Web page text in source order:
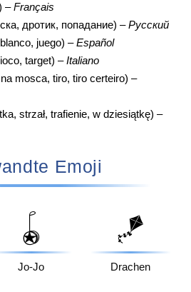
–Français
дротик, попадание) –Русский
juego) –Español
target) –Italiano
mosca, tiro, tiro certeiro) –
strzał, trafienie, w dziesiątkę) –
Emoji
🪀
Jo-Jo
🪁
Drachen